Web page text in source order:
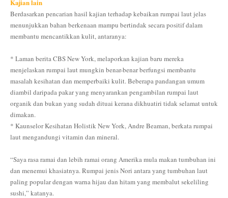
Kajian lain
Berdasarkan pencarian hasil kajian terhadap kebaikan rumpai laut jelas
menunjukkan bahan berkenaan mampu bertindak secara positif dalam
membantu mencantikkan kulit, antaranya:
* Laman berita CBS New York, melaporkan kajian baru mereka
menjelaskan rumpai laut mungkin benar-benar berfungsi membantu
masalah kesihatan dan memperbaiki kulit. Beberapa pandangan umum
diambil daripada pakar yang menyarankan pengambilan rumpai laut
organik dan bukan yang sudah dituai kerana dikhuatiri tidak selamat untuk
dimakan.
* Kaunselor Kesihatan Holistik New York, Andre Beaman, berkata rumpai
laut mengandungi vitamin dan mineral.
“Saya rasa ramai dan lebih ramai orang Amerika mula makan tumbuhan ini
dan menemui khasiatnya. Rumpai jenis Nori antara yang tumbuhan laut
paling popular dengan warna hijau dan hitam yang membalut sekeliling
sushi,” katanya.